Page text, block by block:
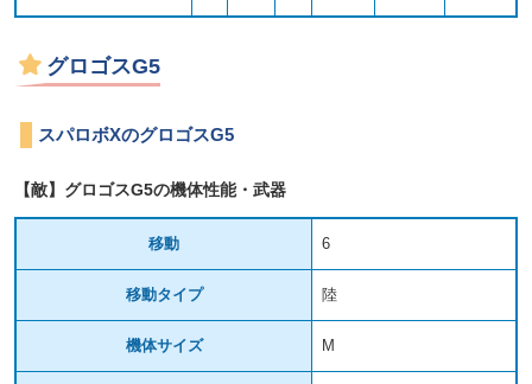
グロゴスG5
スパロボXのグロゴスG5
【敵】グロゴスG5の機体性能・武器
移動 6
移動タイプ 陸
機体サイズ M